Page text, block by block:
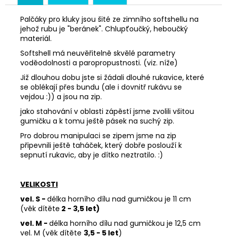
Palčáky pro kluky jsou šité ze zimního softshellu na
jehož rubu je "beránek". Chlupťoučký, heboučký
materiál.
Softshell má neuvěřitelně skvělé parametry
voděodolnosti a paropropustnosti. (viz. níže)
Již dlouhou dobu jste si žádali dlouhé rukavice, které
se oblékají přes bundu (ale i dovnitř rukávu se
vejdou :)) a jsou na zip.
jako stahování v oblasti zápěstí jsme zvolili všitou
gumičku a k tomu ještě pásek na suchý zip.
Pro dobrou manipulaci se zipem jsme na zip
připevnili ještě taháček, který dobře poslouží k
sepnutí rukavic, aby je dítko neztratilo. :)
VELIKOSTI
vel. S - délka horního dílu nad gumičkou je 11 cm
(věk dítěte 2 - 3,5 let)
vel. M - délka horního dílu nad gumičkou je 12,5 cm
vel. M (věk dítěte 3,5 - 5 let)